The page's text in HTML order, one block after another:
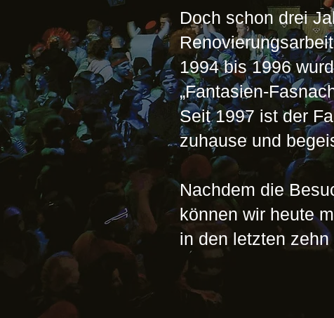
Doch schon drei
1994 bis 1996
„Fantasien-
Seit 1997 ist der
zuhause und
Nachdem die
können wir heute
in den letzten